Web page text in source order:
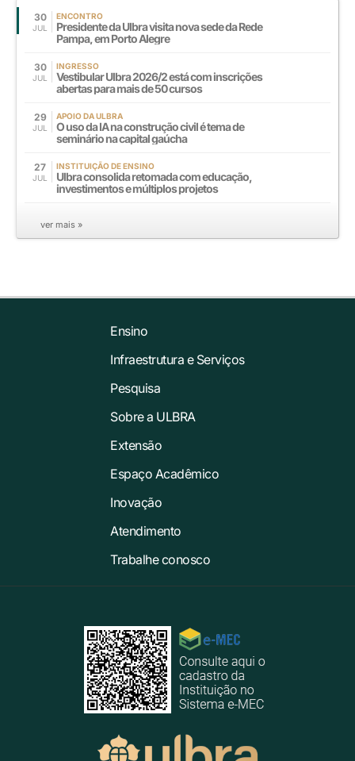
30
JUL
ENCONTRO
Presidente da Ulbra visita nova sede da Rede
Pampa, em Porto Alegre
30
JUL
INGRESSO
Vestibular Ulbra 2026/2 está com inscrições
abertas para mais de 50 cursos
29
JUL
APOIO DA ULBRA
O uso da IA na construção civil é tema de
seminário na capital gaúcha
27
JUL
INSTITUIÇÃO DE ENSINO
Ulbra consolida retomada com educação,
investimentos e múltiplos projetos
ver mais »
Ensino
Infraestrutura e Serviços
Pesquisa
Sobre a ULBRA
Extensão
Espaço Acadêmico
Inovação
Atendimento
Trabalhe conosco